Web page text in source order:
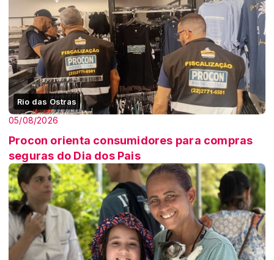
Rio das Ostras
05/08/2026
Procon orienta consumidores para compras
seguras do Dia dos Pais